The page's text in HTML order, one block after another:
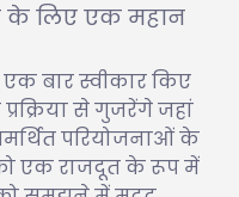
के लिए एक महान
एक बार स्वीकार किए
से गुजरेंगे जहां
परियोजनाओं के
एक राजदूत के रूप में